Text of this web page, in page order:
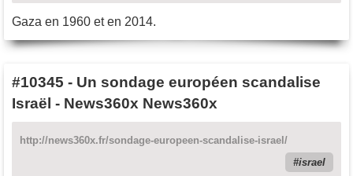
Gaza en 1960 et en 2014.
#10345 - Un sondage européen scandalise
Israël - News360x News360x
http://news360x.fr/sondage-europeen-scandalise-israel/
israel